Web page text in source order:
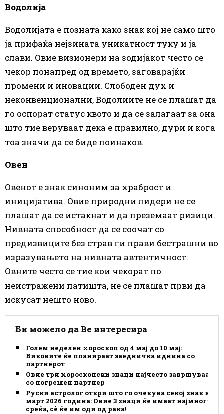
Водолија
Водолијата е позната како знак кој не само што
ја прифаќа нејзината уникатност туку и ја
слави. Овие визионери на зодијакот често се
чекор понапред од времето, заговарајќи
промени и иновации. Слободен дух и
неконвенционални, Водолиите не се плашат да
го оспорат статус квото и да се залагаат за она
што тие веруваат дека е правилно, дури и кога
тоа значи да се биде поинаков.
Овен
Овенот е знак синоним за храброст и
иницијатива. Овие природни лидери не се
плашат да се истакнат и да преземаат ризици.
Нивната способност да се соочат со
предизвиците без страв ги прави бестрашни во
изразувањето на нивната автентичност.
Овните често се тие кои чекорат по
неистражени патишта, не се плашат први да
искусат нешто ново.
Би можело да Ве интересира
Голем неделен хороскоп од 4 мај до 10 мај:
Биковите ќе планираат заедничка иднина со
партнерот
Овие три хороскопски знаци најчесто завршуваат
со погрешен партнер
Руски астролог откри што го очекува секој знак во
март 2026 година: Овие 3 знаци ќе имаат најмногу
среќа, сè ќе им оди од рака!